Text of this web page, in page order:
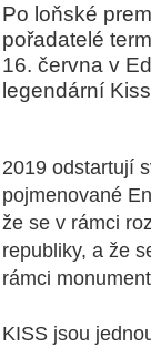
Po loňské
pořadatelé
16. června v
legendární
2019 odstartují
pojmenované
že se v rámci
republiky, a že
rámci
KISS jsou